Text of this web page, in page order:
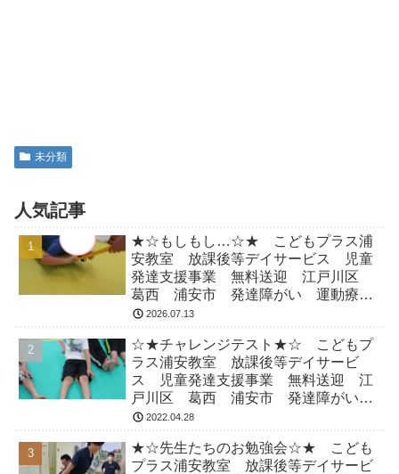
未分類
人気記事
★☆もしもし…☆★ こどもプラス浦
安教室 放課後等デイサービス 児童
発達支援事業 無料送迎 江戸川区
葛西 浦安市 発達障がい 運動療
育 放デイ 児発 ADHD 自閉症
2026.07.13
☆★チャレンジテスト★☆ こどもプ
ラス浦安教室 放課後等デイサービ
ス 児童発達支援事業 無料送迎 江
戸川区 葛西 浦安市 発達障がい
運動療育 放デイ 児発 ADHD 自
2022.04.28
★☆先生たちのお勉強会☆★ こども
プラス浦安教室 放課後等デイサービ